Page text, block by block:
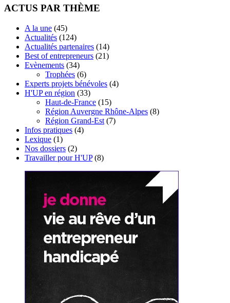
ACTUS PAR THÈME
A la une (45)
Actualités (124)
Actualités partenaires (14)
Best of entrepreneurs (21)
Evènements (34)
Trophées (6)
Experts projets bénévoles (4)
H'UP en région (33)
Haut-de-France (15)
Région Auvergne Rhône-Alpes (8)
Région Grand-Est (7)
Infos pratiques (4)
Lexique (1)
Nos dossiers (2)
Travailler pour H'UP(8)